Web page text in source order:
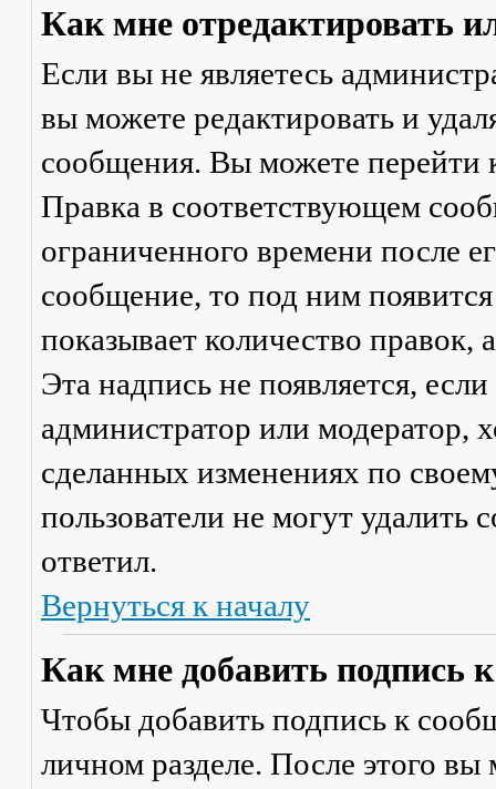
Как мне отредактировать
Если вы не являетесь
вы можете редактировать и
сообщения. Вы можете перейти
Правка в соответствующем
ограниченного времени после
сообщение, то под ним
показывает количество правок,
Эта надпись не появляется,
администратор или модератор,
сделанных изменениях по
пользователи не могут удалить
ответил.
Вернуться к началу
Как мне добавить подпись
Чтобы добавить подпись к
личном разделе. После этого